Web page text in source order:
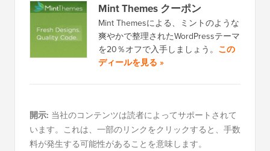
Mint Themes クーポン
Mint Themesによる、ミントのような
爽やかで整理されたWordPressテーマ
を20％オフで入手しましょう。 この
ディールを見る »
開示: 当社のコンテンツは読者によってサポートされて
います。これは、一部のリンクをクリックすると、手数
料が発生する可能性があることを意味します。